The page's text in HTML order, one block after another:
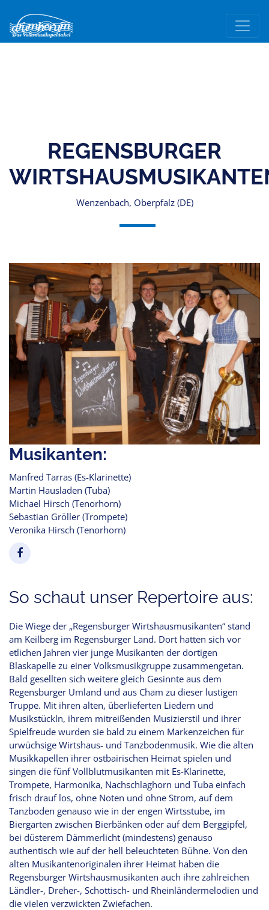
REGENSBURGER
Wenzenbach, Oberpfalz (DE)
Musikanten:
Manfred Tarras (Es-Klarinette)
Martin Hausladen (Tuba)
Michael Hirsch (Tenorhorn)
Sebastian Gröller (Trompete)
Veronika Hirsch (Tenorhorn)
So schaut unser Repertoire aus:
Die Wiege der „Regensburger Wirtshausmusikanten“ stand
am Keilberg im Regensburger Land. Dort hatten sich vor
etlichen Jahren vier junge Musikanten der dortigen
Blaskapelle zu einer Volksmusikgruppe zusammengetan.
Bald gesellten sich weitere gleich Gesinnte aus dem
Regensburger Umland und aus Cham zu dieser lustigen
Truppe. Mit ihren alten, überlieferten Liedern und
Musikstückln, ihrem mitreißenden Musizierstil und ihrer
Spielfreude wurden sie bald zu einem Markenzeichen für
urwüchsige Wirtshaus- und Tanzbodenmusik. Wie die alten
Musikkapellen ihrer ostbairischen Heimat spielen und
singen die fünf Vollblutmusikanten mit Es-Klarinette,
Trompete, Harmonika, Nachschlaghorn und Tuba einfach
frisch drauf los, ohne Noten und ohne Strom, auf dem
Tanzboden genauso wie in der engen Wirtsstube, im
Biergarten zwischen Bierbänken oder auf dem Berggipfel,
bei düsterem Dämmerlicht (mindestens) genauso
authentisch wie auf der hell beleuchteten Bühne. Von den
alten Musikantenoriginalen ihrer Heimat haben die
Regensburger Wirtshausmusikanten auch ihre zahlreichen
Ländler-, Dreher-, Schottisch- und Rheinländermelodien und
die vielen verzwickten Zwiefachen.